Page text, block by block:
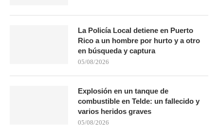
La Policía Local detiene en Puerto
Rico a un hombre por hurto y a otro
en búsqueda y captura
05/08/2026
Explosión en un tanque de
combustible en Telde: un fallecido y
varios heridos graves
05/08/2026